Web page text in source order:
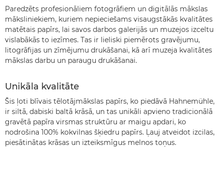
Paredzēts profesionāliem fotogrāfiem un digitālās mākslas
māksliniekiem, kuriem nepieciešams visaugstākās kvalitātes
matētais papīrs, lai savos darbos galerijās un muzejos izceltu
vislabākās to iezīmes. Tas ir lieliski piemērots gravējumu,
litogrāfijas un zīmējumu drukāšanai, kā arī muzeja kvalitātes
mākslas darbu un paraugu drukāšanai.
Unikāla kvalitāte
Šis ļoti blīvais tēlotājmākslas papīrs, ko piedāvā Hahnemühle,
ir siltā, dabiski baltā krāsā, un tas unikāli apvieno tradicionālā
gravētā papīra virsmas struktūru ar maigu apdari, ko
nodrošina 100% kokvilnas šķiedru papīrs. Ļauj atveidot izcilas,
piesātinātas krāsas un izteiksmīgus melnos toņus.